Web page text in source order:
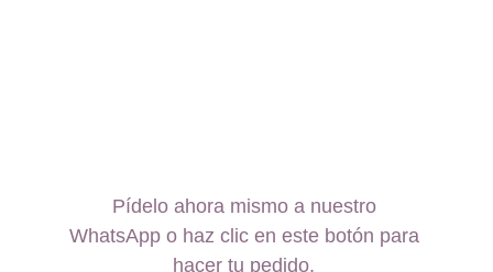
Pídelo ahora mismo a nuestro
WhatsApp o haz clic en este botón para
hacer tu pedido.